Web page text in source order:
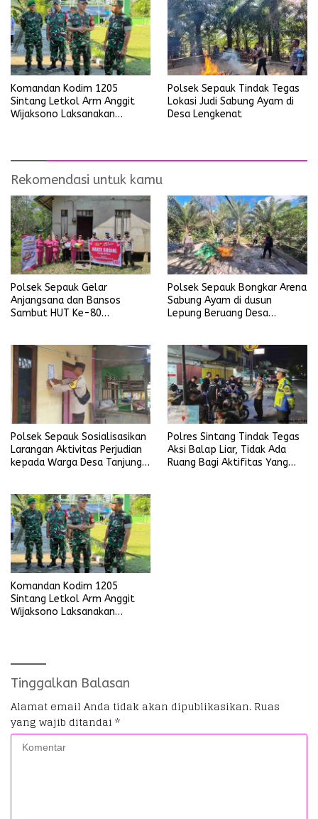
Komandan Kodim 1205
Sintang Letkol Arm Anggit
Wijaksono Laksanakan
Polsek Sepauk Tindak Tegas
Lokasi Judi Sabung Ayam di
Desa Lengkenat
Rekomendasi untuk kamu
Polsek Sepauk Gelar
Anjangsana dan Bansos
Sambut HUT Ke-80
Polsek Sepauk Bongkar Arena
Sabung Ayam di dusun
Lepung Beruang Desa
Polsek Sepauk Sosialisasikan
Larangan Aktivitas Perjudian
kepada Warga Desa Tanjung
Polres Sintang Tindak Tegas
Aksi Balap Liar, Tidak Ada
Ruang Bagi Aktifitas Yang
Komandan Kodim 1205
Sintang Letkol Arm Anggit
Wijaksono Laksanakan
Tinggalkan Balasan
Alamat email Anda tidak akan dipublikasikan. Ruas
yang wajib ditandai *